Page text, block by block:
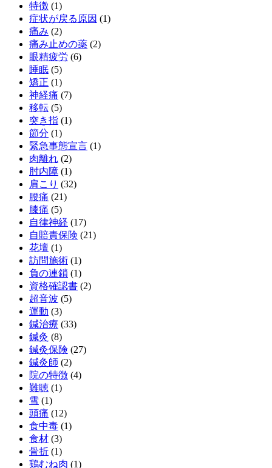
特徴 (1)
症状が戻る原因 (1)
痛み (2)
痛み止めの薬 (2)
眼精疲労 (6)
睡眠 (5)
矯正 (1)
神経痛 (7)
移転 (5)
突き指 (1)
節分 (1)
緊急事態宣言 (1)
肉離れ (2)
肘内障 (1)
肩こり (32)
腰痛 (21)
膝痛 (5)
自律神経 (17)
自賠責保険 (21)
花壇 (1)
訪問施術 (1)
負の連鎖 (1)
資格確認書 (2)
超音波 (5)
運動 (3)
鍼治療 (33)
鍼灸 (8)
鍼灸保険 (27)
鍼灸師 (2)
院の特徴 (4)
難聴 (1)
雪 (1)
頭痛 (12)
食中毒 (1)
食材 (3)
骨折 (1)
鶏むね肉 (1)